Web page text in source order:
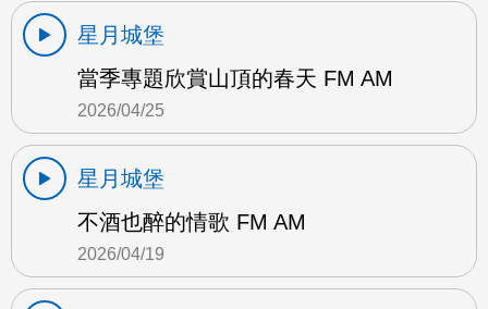
星月城堡
當季專題欣賞山頂的春天 FM AM
2026/04/25
星月城堡
不酒也醉的情歌 FM AM
2026/04/19